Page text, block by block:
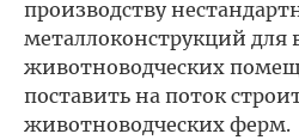
производству
металлоконструкций для
животноводческих
поставить на поток
животноводческих ферм.